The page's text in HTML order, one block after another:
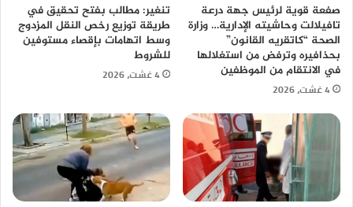
صفعة قوية لرئيس جهة درعة
تافيلالت وحاشيته الإدارية… وزارة
الصحة “كاتقريه القانون”
بحذافيره وترفض من استغلالها
في الانتقام من الموظفين
4 غشت، 2026
تنغير: مطالب بفتح تحقيق في
طريقة توزيع رخص النقل المزدوج
وسط اتهامات بإقصاء مستوفين
للشروط
4 غشت، 2026